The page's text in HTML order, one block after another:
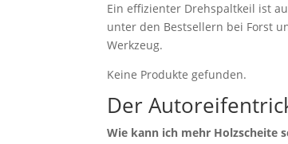
Ein effizienter Drehspaltkeil ist
unter den Bestsellern bei Forst
Werkzeug.
Keine Produkte gefunden.
Der
Wie kann ich mehr Holzscheite